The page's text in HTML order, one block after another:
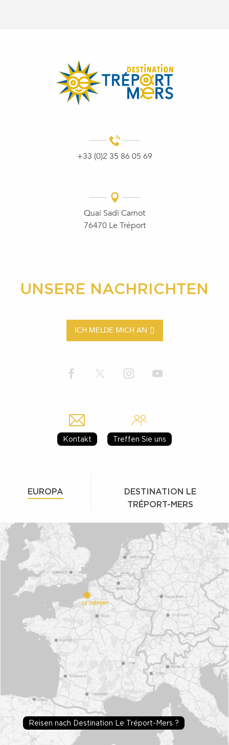
+33 (0)2 35 86 05 69
Quai Sadi Carnot
76470 Le Tréport
UNSERE NACHRICHTEN
ICH MELDE MICH AN
Kontakt Treffen Sie uns
EUROPA
DESTINATION LE
TRÉPORT-MERS
Reisen nach Destination Le Tréport-Mers ?